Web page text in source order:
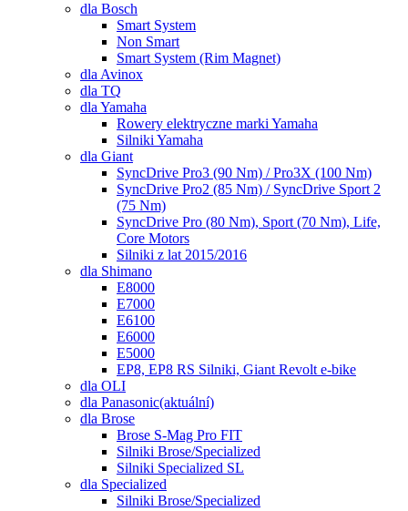
dla Bosch
Smart System
Non Smart
Smart System (Rim Magnet)
dla Avinox
dla TQ
dla Yamaha
Rowery elektryczne marki Yamaha
Silniki Yamaha
dla Giant
SyncDrive Pro3 (90 Nm) / Pro3X (100 Nm)
SyncDrive Pro2 (85 Nm) / SyncDrive Sport 2
(75 Nm)
SyncDrive Pro (80 Nm), Sport (70 Nm), Life,
Core Motors
Silniki z lat 2015/2016
dla Shimano
E8000
E7000
E6100
E6000
E5000
EP8, EP8 RS Silniki, Giant Revolt e-bike
dla OLI
dla Panasonic(aktuální)
dla Brose
Brose S-Mag Pro FIT
Silniki Brose/Specialized
Silniki Specialized SL
dla Specialized
Silniki Brose/Specialized